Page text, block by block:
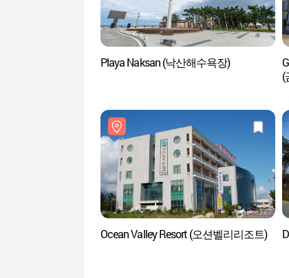
Playa Naksan (낙산해수욕장)
(
Ocean Valley Resort (오션벨리리조트)